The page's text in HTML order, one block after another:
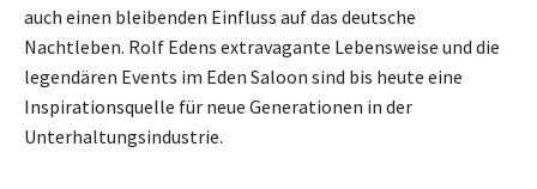
auch einen bleibenden Einfluss auf das deutsche
Nachtleben. Rolf Edens extravagante Lebensweise und die
legendären Events im Eden Saloon sind bis heute eine
Inspirationsquelle für neue Generationen in der
Unterhaltungsindustrie.